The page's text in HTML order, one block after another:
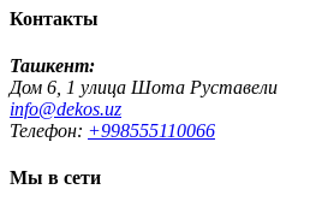
Контакты
Ташкент:
Дом 6, 1 улица Шота Руставели
info@dekos.uz
Телефон: +998555110066
Мы в сети